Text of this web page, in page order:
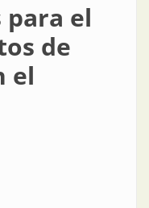
el
de
el